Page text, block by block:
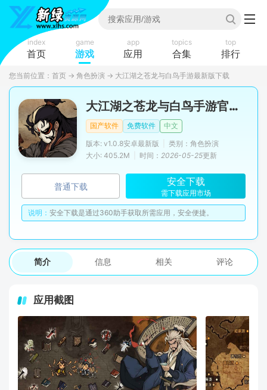
index
首页
game
游戏
app
应用
topics
合集
top
排行
您当前位置： 首页 → 角色扮演 → 大江湖之苍龙与白鸟手游最新版下载
大江湖之苍龙与白鸟手游官方正版
国产软件 免费软件
中文
版本: v1.0.8安卓最新版
类别：角色扮演
大小: 405.2M
时间： 2026-05-25更新
普通下载 安全下载
需下载应用市场
说明： 安全下载是通过360助手获取所需应用，安全便捷。
简介 信息 相关 评论
应用截图